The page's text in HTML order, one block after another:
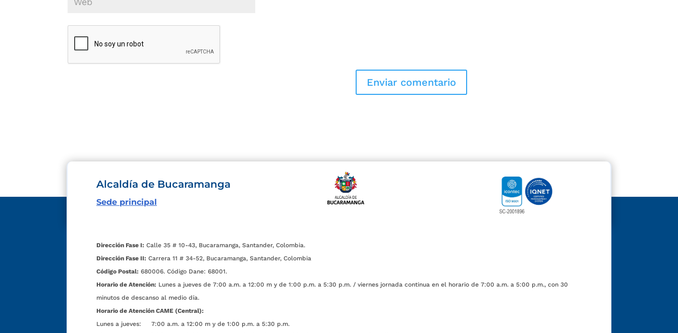
Alcaldía de Bucaramanga
Sede principal
Dirección Fase I: Calle 35 # 10-43, Bucaramanga, Santander, Colombia.
Dirección Fase II: Carrera 11 # 34-52, Bucaramanga, Santander, Colombia
Código Postal: 680006. Código Dane: 68001.
Horario de Atención: Lunes a jueves de 7:00 a.m. a 12:00 m y de 1:00 p.m. a 5:30 p.m. / viernes jornada continua en el horario de 7:00 a.m. a 5:00 p.m., con 30
minutos de descanso al medio día.
Horario de Atención CAME (Central):
Lunes a jueves: 7:00 a.m. a 12:00 m y de 1:00 p.m. a 5:30 p.m.